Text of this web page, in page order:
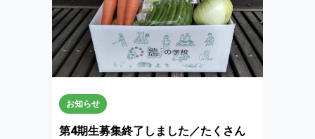
お知らせ
第4期生募集終了しました／たくさん